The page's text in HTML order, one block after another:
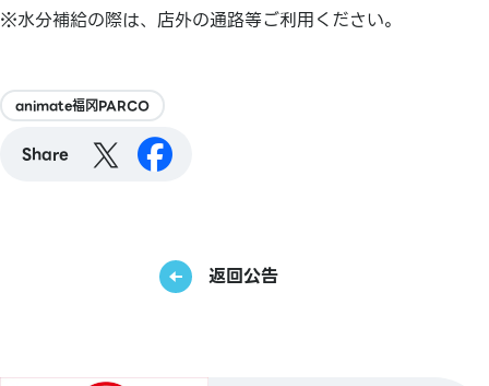
※水分補給の際は、店外の通路等ご利用ください。
animate福冈PARCO
Share
返回公告